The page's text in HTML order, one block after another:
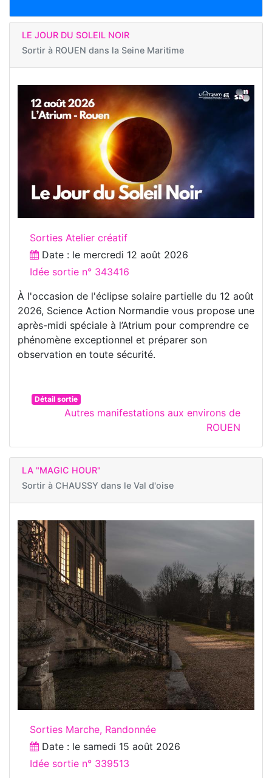
LE JOUR DU SOLEIL NOIR
Sortir à ROUEN dans la Seine Maritime
Sorties Atelier créatif
Date : le mercredi 12 août 2026
Idée sortie n° 343416
À l'occasion de l'éclipse solaire partielle du 12 août
2026, Science Action Normandie vous propose une
après-midi spéciale à l’Atrium pour comprendre ce
phénomène exceptionnel et préparer son
observation en toute sécurité.
Détail sortie
Autres manifestations aux environs de
ROUEN
LA "MAGIC HOUR"
Sortir à CHAUSSY dans le Val d'oise
Sorties Marche, Randonnée
Date : le samedi 15 août 2026
Idée sortie n° 339513